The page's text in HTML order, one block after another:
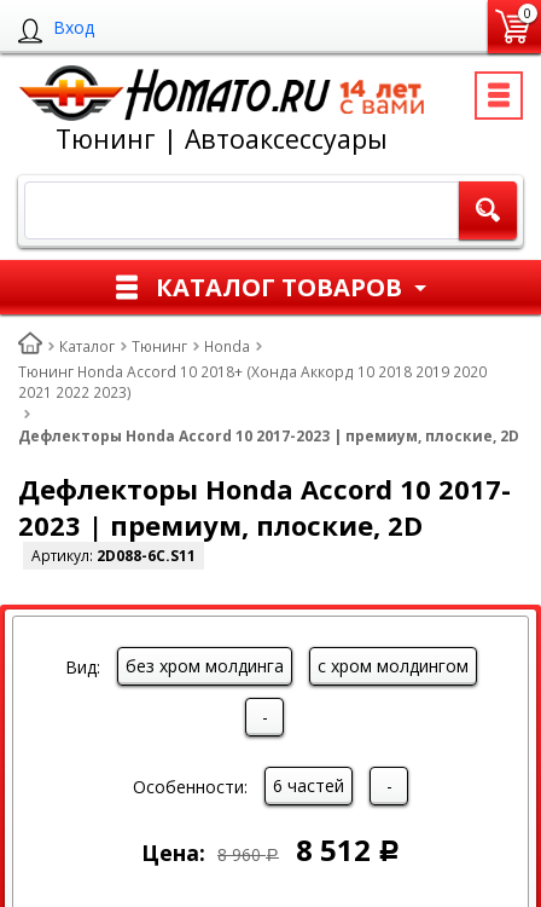
Вход
0
Тюнинг | Автоаксессуары
КАТАЛОГ ТОВАРОВ
Каталог Тюнинг
Honda
Тюнинг Honda Accord 10 2018+ (Хонда Аккорд 10 2018 2019 2020
2021 2022 2023)
Дефлекторы Honda Accord 10 2017-2023 | премиум, плоские, 2D
Дефлекторы Honda Accord 10 2017-
2023 | премиум, плоские, 2D
Артикул: 2D088-6C.S11
СКИДКА
Вид: без хром молдинга с хром молдингом
-
Особенности: 6 частей -
Цена: 8 960 Р 8 512 Р